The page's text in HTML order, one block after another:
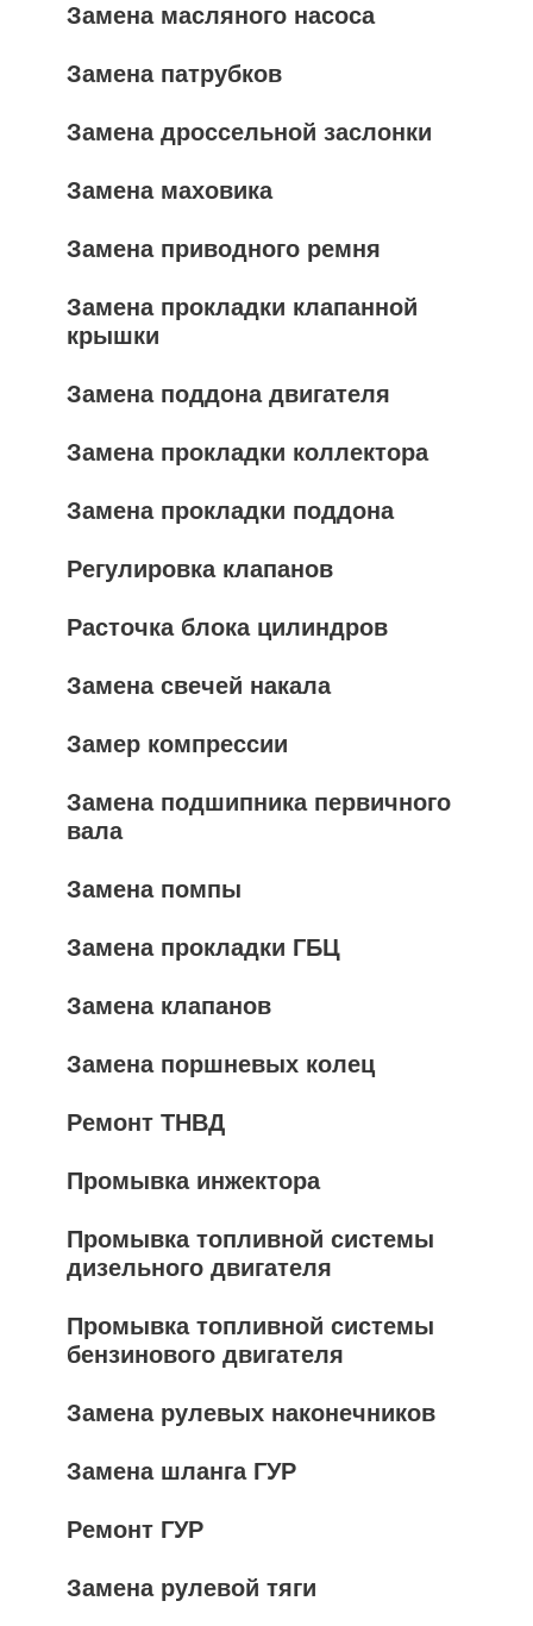
Замена масляного насоса
Замена патрубков
Замена дроссельной заслонки
Замена маховика
Замена приводного ремня
Замена прокладки клапанной
крышки
Замена поддона двигателя
Замена прокладки коллектора
Замена прокладки поддона
Регулировка клапанов
Расточка блока цилиндров
Замена свечей накала
Замер компрессии
Замена подшипника первичного
вала
Замена помпы
Замена прокладки ГБЦ
Замена клапанов
Замена поршневых колец
Ремонт ТНВД
Промывка инжектора
Промывка топливной системы
дизельного двигателя
Промывка топливной системы
бензинового двигателя
Замена рулевых наконечников
Замена шланга ГУР
Ремонт ГУР
Замена рулевой тяги